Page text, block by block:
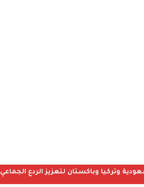
وتركيا وباكستان لتعزيز الردع الجماعي